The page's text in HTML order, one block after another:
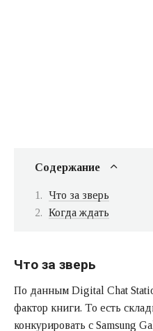
Содержание
Что за зверь
Когда ждать
Что за зверь
По данным Digital Chat
фактор книги. То есть
конкурировать с Samsung